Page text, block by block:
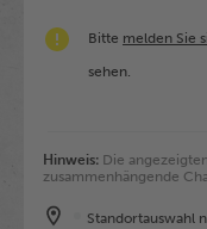
Bitte melden Sie
sehen.
Hinweis: Die
zusammenhängende
Standortauswahl